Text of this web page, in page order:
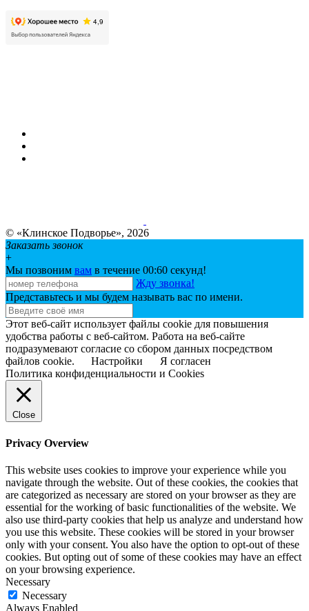
© «Клинское Подворье», 2026
Заказать звонок
+
Мы позвоним вам в течение 00:60 секунд!
Жду звонка!
Представьтесь и мы будем называть вас по имени.
Этот веб-сайт использует файлы cookie для повышения
удобства работы с веб-сайтом. Работа на веб-сайте
подразумевают согласие со сбором данных посредством
файлов cookie.
Настройки
Я согласен
Политика конфиденциальности и Cookies
Close
Privacy Overview
This website uses cookies to improve your experience while you
navigate through the website. Out of these cookies, the cookies that
are categorized as necessary are stored on your browser as they are
essential for the working of basic functionalities of the website. We
also use third-party cookies that help us analyze and understand how
you use this website. These cookies will be stored in your browser
only with your consent. You also have the option to opt-out of these
cookies. But opting out of some of these cookies may have an effect
on your browsing experience.
Necessary
Necessary
Always Enabled